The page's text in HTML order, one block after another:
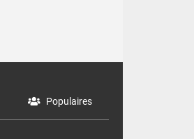
Populaires